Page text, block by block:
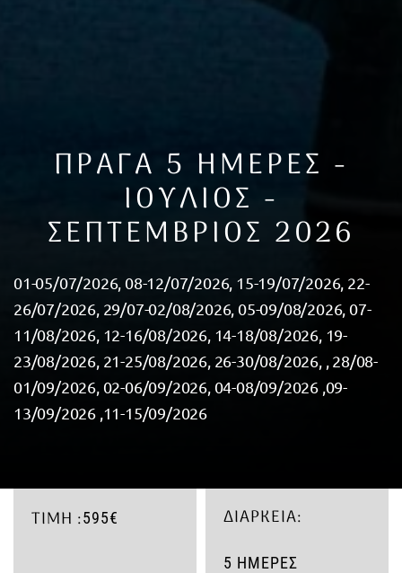
ΠΡΑΓΑ 5 ΗΜΕΡΕΣ -
ΙΟΥΛΙΟΣ -
ΣΕΠΤΕΜΒΡΙΟΣ 2026
01-05/07/2026, 08-12/07/2026, 15-19/07/2026, 22-
26/07/2026, 29/07-02/08/2026, 05-09/08/2026, 07-
11/08/2026, 12-16/08/2026, 14-18/08/2026, 19-
23/08/2026, 21-25/08/2026, 26-30/08/2026, , 28/08-
01/09/2026, 02-06/09/2026, 04-08/09/2026 ,09-
13/09/2026 ,11-15/09/2026
ΤΙΜΉ :595€ ΔΙΆΡΚΕΙΑ:
5 ΗΜΕΡΕΣ